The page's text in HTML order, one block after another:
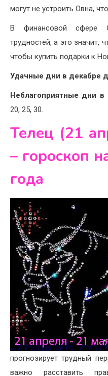
могут не устроить Овна,
В финансовой сфере
трудностей, а это значит,
чтобы купить подарки к
Удачные дни в декабре
Неблагоприятные дни
20, 25, 30.
Телец (21
– гороскоп
года
прогнозирует трудный
важно расставить